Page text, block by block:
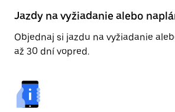
Jazdy na vyžiadanie alebo
Objednaj si jazdu na vyžiadanie
až 30 dní vopred.